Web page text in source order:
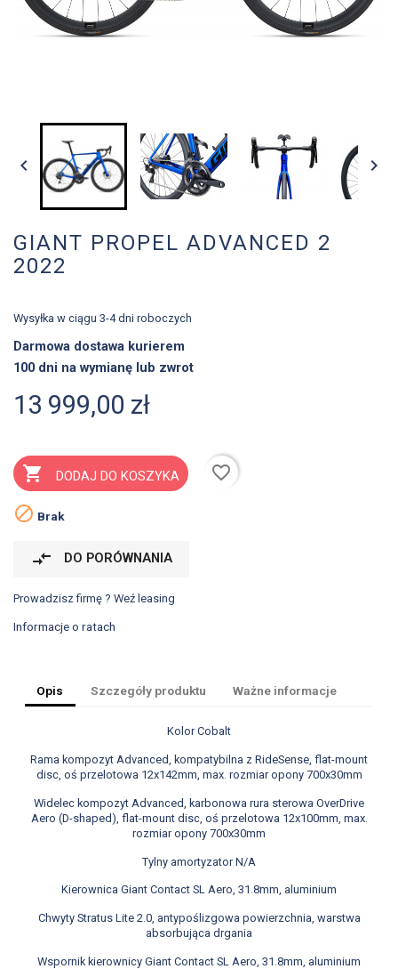
 
GIANT PROPEL ADVANCED 2
2022
Wysyłka w ciągu 3-4 dni roboczych
Darmowa dostawa kurierem
100 dni na wymianę lub zwrot
13 999,00 zł
 DODAJ DO KOSZYKA
favorite_border
 Brak
compare_arrows DO PORÓWNANIA
Prowadzisz firmę ? Weź leasing
Informacje o ratach
Opis Szczegóły produktu Ważne informacje
Kolor Cobalt
Rama kompozyt Advanced, kompatybilna z RideSense, flat-mount
disc, oś przelotowa 12x142mm, max. rozmiar opony 700x30mm
Widelec kompozyt Advanced, karbonowa rura sterowa OverDrive
Aero (D-shaped), flat-mount disc, oś przelotowa 12x100mm, max.
rozmiar opony 700x30mm
Tylny amortyzator N/A
Kierownica Giant Contact SL Aero, 31.8mm, aluminium
Chwyty Stratus Lite 2.0, antypoślizgowa powierzchnia, warstwa
absorbująca drgania
Wspornik kierownicy Giant Contact SL Aero, 31.8mm, aluminium